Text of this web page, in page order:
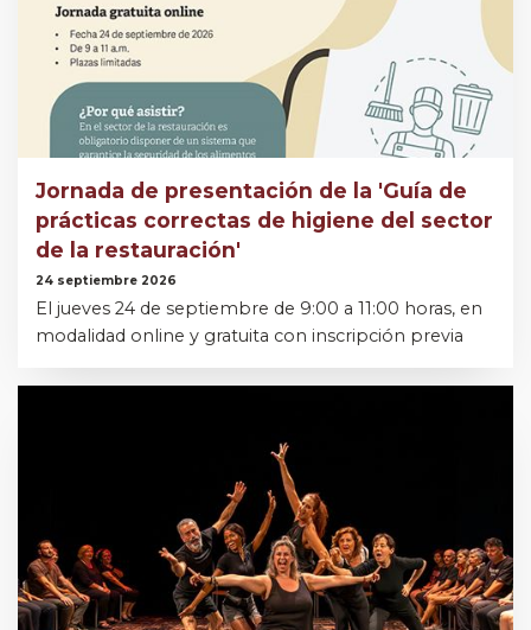
Jornada de presentación de la 'Guía de
prácticas correctas de higiene del sector
de la restauración'
24 septiembre 2026
El jueves 24 de septiembre de 9:00 a 11:00 horas, en
modalidad online y gratuita con inscripción previa